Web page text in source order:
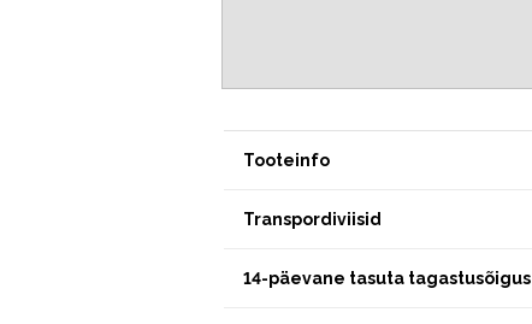
Tooteinfo
Transpordiviisid
14-päevane tasuta tagastusõigus